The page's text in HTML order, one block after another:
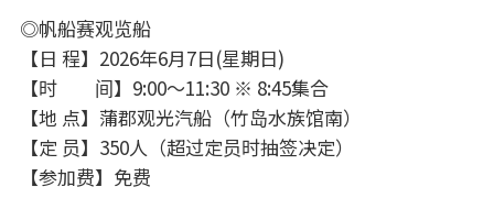
◎帆船赛观览船
【日 程】2026年6月7日(星期日)
【时 间】9:00～11:30 ※ 8:45集合
【地 点】蒲郡观光汽船（竹岛水族馆南）
【定 员】350人（超过定员时抽签决定）
【参加费】免费